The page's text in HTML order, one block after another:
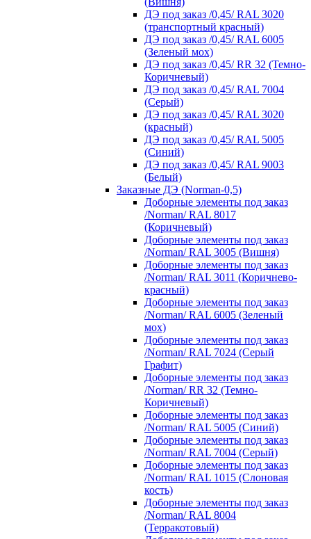
ДЭ под заказ /0,45/ RAL 3020
(транспортный красный)
ДЭ под заказ /0,45/ RAL 6005
(Зеленый мох)
ДЭ под заказ /0,45/ RR 32 (Темно-
Коричневый)
ДЭ под заказ /0,45/ RAL 7004
(Серый)
ДЭ под заказ /0,45/ RAL 3020
(красный)
ДЭ под заказ /0,45/ RAL 5005
(Синий)
ДЭ под заказ /0,45/ RAL 9003
(Белый)
Заказные ДЭ (Norman-0,5)
Доборные элементы под заказ
/Norman/ RAL 8017
(Коричневый)
Доборные элементы под заказ
/Norman/ RAL 3005 (Вишня)
Доборные элементы под заказ
/Norman/ RAL 3011 (Коричнево-
красный)
Доборные элементы под заказ
/Norman/ RAL 6005 (Зеленый
мох)
Доборные элементы под заказ
/Norman/ RAL 7024 (Серый
Графит)
Доборные элементы под заказ
/Norman/ RR 32 (Темно-
Коричневый)
Доборные элементы под заказ
/Norman/ RAL 5005 (Синий)
Доборные элементы под заказ
/Norman/ RAL 7004 (Серый)
Доборные элементы под заказ
/Norman/ RAL 1015 (Слоновая
кость)
Доборные элементы под заказ
/Norman/ RAL 8004
(Терракотовый)